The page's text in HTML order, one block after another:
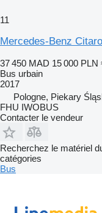
11
Mercedes-Benz Citaro
37 450 MAD 15 000 PLN
Bus urbain
2017
Pologne, Piekary
FHU IWOBUS
Contacter le vendeur
Recherchez le matériel
catégories
Bus